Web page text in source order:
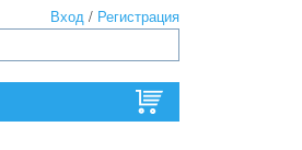
Вход / Регистрация